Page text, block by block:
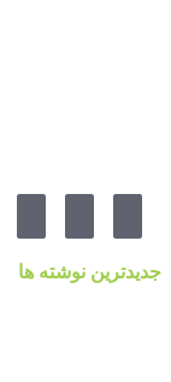
جدیدترین نوشته ها